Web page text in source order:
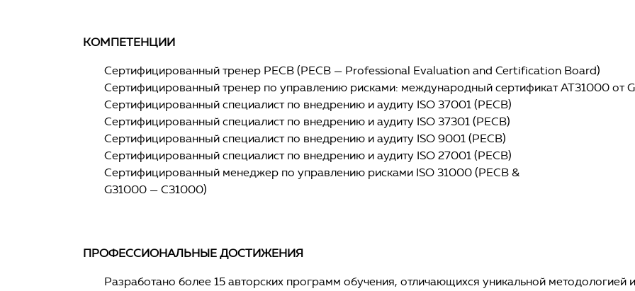
КОМПЕТЕНЦИИ
Сертифицированный тренер РЕСВ (РЕСВ — Professional Evaluation and Certification Board)
Сертифицированный тренер по управлению рисками: международный сертификат АТ31000 от
Сертифицированный специалист по внедрению и аудиту ISO 37001 (РЕСВ)
Сертифицированный специалист по внедрению и аудиту ISO 37301 (РЕСВ)
Сертифицированный специалист по внедрению и аудиту ISO 9001 (РЕСВ)
Сертифицированный специалист по внедрению и аудиту ISO 27001 (РЕСВ)
Сертифицированный менеджер по управлению рисками ISO 31000 (РЕСВ &
G31000 — С31000)
ПРОФЕССИОНАЛЬНЫЕ ДОСТИЖЕНИЯ
Разработано более 15 авторских программ обучения, отличающихся уникальной методологией